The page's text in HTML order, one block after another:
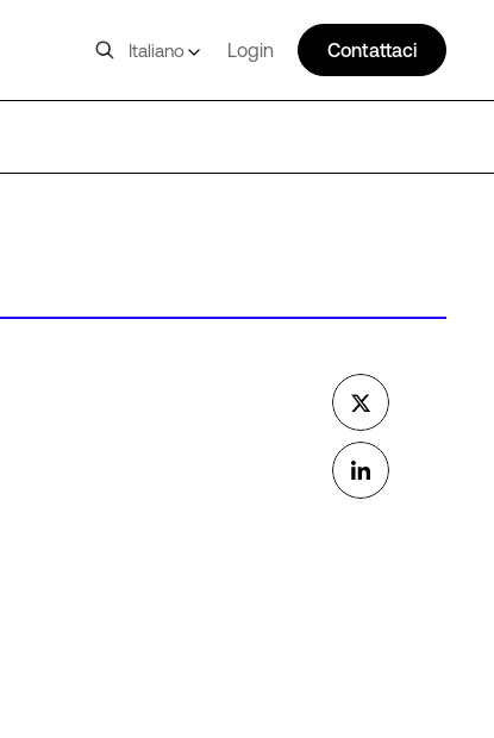
Italiano Login Contattaci